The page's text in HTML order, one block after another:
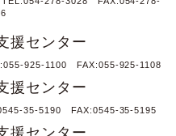
援センター
925-1100 FAX:055-925-1108
援センター
35-5190 FAX:0545-35-5195
援センター